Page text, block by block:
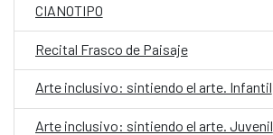
CIANOTIPO
Recital Frasco de Paisaje
Arte inclusivo: sintiendo el arte. Infantil
Arte inclusivo: sintiendo el arte. Juvenil